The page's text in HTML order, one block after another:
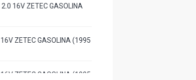
2.0 16V ZETEC GASOLINA
ZETEC GASOLINA (1995
ZETEC GASOLINA (1995